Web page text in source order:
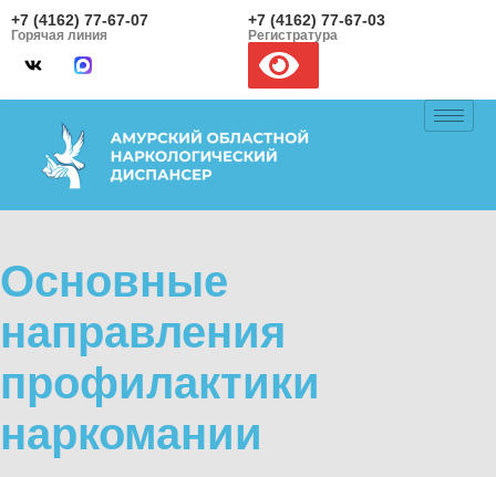
+7 (4162) 77-67-07
Горячая линия
+7 (4162) 77-67-03
Регистратура
Основные
направления
профилактики
наркомании